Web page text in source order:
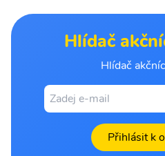
Hlídač
Hlídač
Přihlásit k